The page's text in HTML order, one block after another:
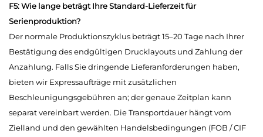
F5: Wie lange beträgt Ihre Standard-Lieferzeit für
Serienproduktion?
Der normale Produktionszyklus beträgt 15–20 Tage nach Ihrer
Bestätigung des endgültigen Drucklayouts und Zahlung der
Anzahlung. Falls Sie dringende Lieferanforderungen haben,
bieten wir Expressaufträge mit zusätzlichen
Beschleunigungsgebühren an; der genaue Zeitplan kann
separat vereinbart werden. Die Transportdauer hängt vom
Zielland und den gewählten Handelsbedingungen (FOB / CIF